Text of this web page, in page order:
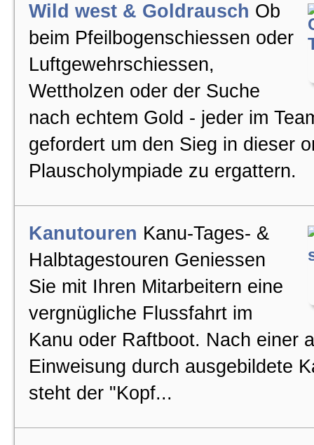
Wild west & Goldrausch Ob
beim Pfeilbogenschiessen oder
Luftgewehrschiessen,
Wettholzen oder der Suche
nach echtem Gold - jeder im
gefordert um den Sieg in dieser
Plauscholympiade zu ergattern.
Kanutouren Kanu-Tages- &
Halbtagestouren Geniessen
Sie mit Ihren Mitarbeitern eine
vergnügliche Flussfahrt im
Kanu oder Raftboot. Nach einer
Einweisung durch ausgebildete
steht der "Kopf...